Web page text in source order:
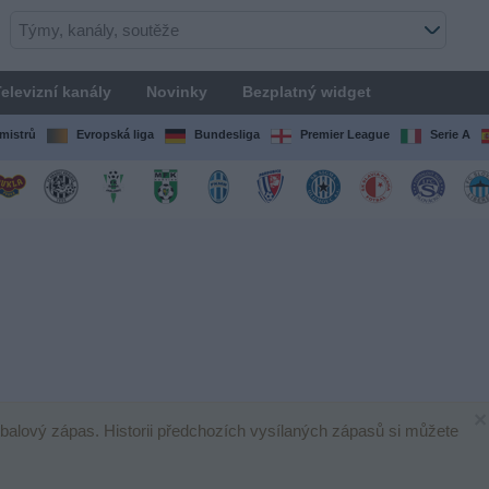
kanály Novinky Bezplatný widget
Evropská liga Bundesliga Premier League Serie A
zápas. Historii předchozích vysílaných zápasů si můžete